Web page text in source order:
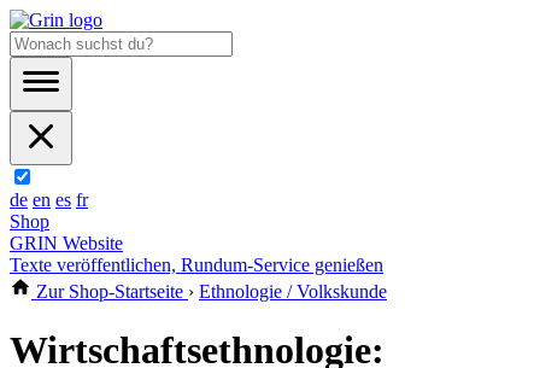
de en es fr
Shop
GRIN Website
Texte veröffentlichen, Rundum-Service genießen
Zur Shop-Startseite › Ethnologie / Volkskunde
Wirtschaftsethnologie: